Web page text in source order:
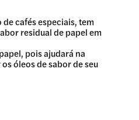
cafés especiais, tem
residual de papel em
pois ajudará na
óleos de sabor de seu